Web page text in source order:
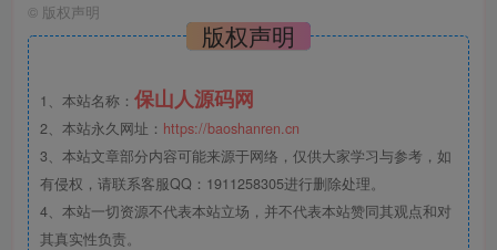
© 版权声明
版权声明
1、本站名称： 保山人源码网
2、本站永久网址： https://baoshanren.cn
3、本站文章部分内容可能来源于网络，仅供大家学习与参考，如
有侵权，请联系客服QQ：1911258305进行删除处理。
4、本站一切资源不代表本站立场，并不代表本站赞同其观点和对
其真实性负责。